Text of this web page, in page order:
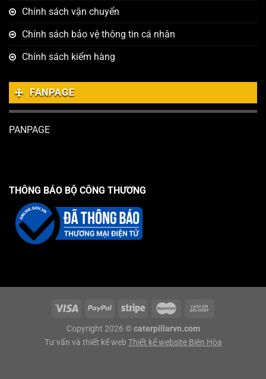
Chính sách vận chuyển
Chính sách bảo vệ thông tin cá nhân
Chính sách kiểm hàng
FANPAGE
PANPAGE
THÔNG BÁO BỘ CÔNG THƯƠNG
Copyright 2026 © caterpillarvn.com
Tư vấn và thiết kế web Thiết kế website Biên Hòa